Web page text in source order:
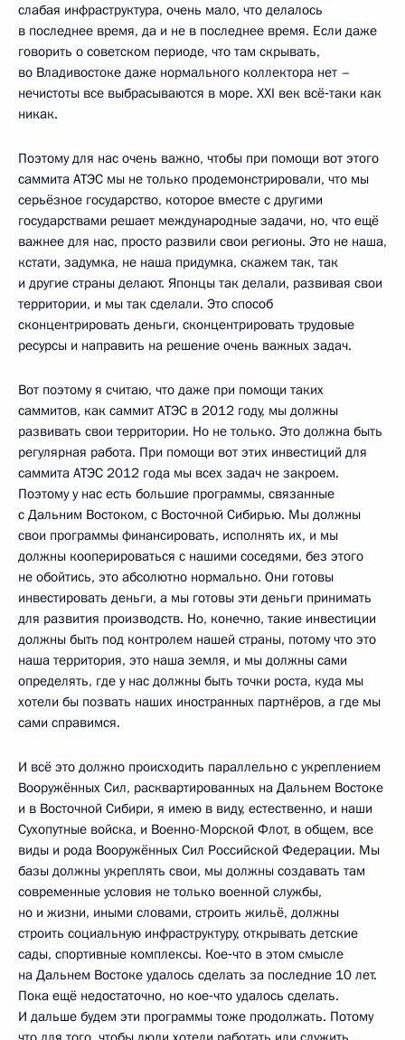
слабая инфраструктура, очень мало, что делалось
в последнее время, да и не в последнее время. Если даже
говорить о советском периоде, что там скрывать,
во Владивостоке даже нормального коллектора нет –
нечистоты все выбрасываются в море. XXI век всё‑таки как
никак.
Поэтому для нас очень важно, чтобы при помощи вот этого
саммита АТЭС мы не только продемонстрировали, что мы
серьёзное государство, которое вместе с другими
государствами решает международные задачи, но, что ещё
важнее для нас, просто развили свои регионы. Это не наша,
кстати, задумка, не наша придумка, скажем так, так
и другие страны делают. Японцы так делали, развивая свои
территории, и мы так сделали. Это способ
сконцентрировать деньги, сконцентрировать трудовые
ресурсы и направить на решение очень важных задач.
Вот поэтому я считаю, что даже при помощи таких
саммитов, как саммит АТЭС в 2012 году, мы должны
развивать свои территории. Но не только. Это должна быть
регулярная работа. При помощи вот этих инвестиций для
саммита АТЭС 2012 года мы всех задач не закроем.
Поэтому у нас есть большие программы, связанные
с Дальним Востоком, с Восточной Сибирью. Мы должны
свои программы финансировать, исполнять их, и мы
должны кооперироваться с нашими соседями, без этого
не обойтись, это абсолютно нормально. Они готовы
инвестировать деньги, а мы готовы эти деньги принимать
для развития производств. Но, конечно, такие инвестиции
должны быть под контролем нашей страны, потому что это
наша территория, это наша земля, и мы должны сами
определять, где у нас должны быть точки роста, куда мы
хотели бы позвать наших иностранных партнёров, а где мы
сами справимся.
И всё это должно происходить параллельно с укреплением
Вооружённых Сил, расквартированных на Дальнем Востоке
и в Восточной Сибири, я имею в виду, естественно, и наши
Сухопутные войска, и Военно-Морской Флот, в общем, все
виды и рода Вооружённых Сил Российской Федерации. Мы
базы должны укреплять свои, мы должны создавать там
современные условия не только военной службы,
но и жизни, иными словами, строить жильё, должны
строить социальную инфраструктуру, открывать детские
сады, спортивные комплексы. Кое‑что в этом смысле
на Дальнем Востоке удалось сделать за последние 10 лет.
Пока ещё недостаточно, но кое‑что удалось сделать.
И дальше будем эти программы тоже продолжать. Потому